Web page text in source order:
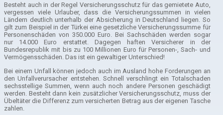
Besteht auch in der Regel Versicherungsschutz für das gemietete Auto,
vergessen viele Urlauber, dass die Versicherungssummen in vielen
Ländern deutlich unterhalb der Absicherung in Deutschland liegen. So
gilt zum Beispiel in der Türkei eine gesetzliche Versicherungssumme für
Personenschäden von 350.000 Euro. Bei Sachschäden werden sogar
nur 14.000 Euro erstattet. Dagegen haften Versicherer in der
Bundesrepublik mit bis zu 100 Millionen Euro für Personen-, Sach- und
Vermögensschäden. Das ist ein gewaltiger Unterschied!
Bei einem Unfall können jedoch auch im Ausland hohe Forderungen an
den Unfallverursacher entstehen. Schnell verschlingt ein Totalschaden
sechsstellige Summen, wenn auch noch andere Personen geschädigt
werden. Besteht dann kein zusätzlicher Versicherungsschutz, muss der
Übeltäter die Differenz zum versicherten Betrag aus der eigenen Tasche
zahlen.